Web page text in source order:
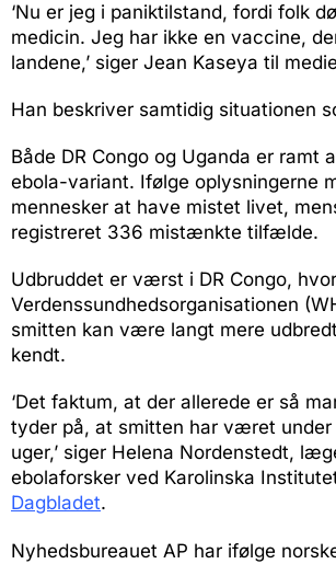
‘Nu er jeg i paniktilstand, fordi folk
medicin. Jeg har ikke en vaccine,
landene,’ siger Jean Kaseya til
Han beskriver samtidig situationen
Både DR Congo og Uganda er ramt
ebola-variant. Ifølge oplysningerne
mennesker at have mistet livet,
registreret 336 mistænkte tilfælde.
Udbruddet er værst i DR Congo, hvor
Verdenssundhedsorganisationen
smitten kan være langt mere
kendt.
‘Det faktum, at der allerede er så
tyder på, at smitten har været under
uger,’ siger Helena Nordenstedt,
ebolaforsker ved Karolinska
Dagbladet.
Nyhedsbureauet AP har ifølge